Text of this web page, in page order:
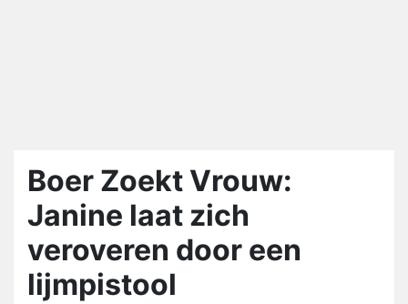
Boer Zoekt Vrouw:
Janine laat zich
veroveren door een
lijmpistool